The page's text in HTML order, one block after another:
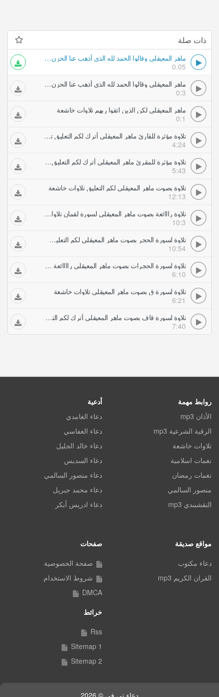
ذات صلة
ماهر المعيقلي وقالوا الحمد لله الذي أذهب عنا الحزن تلاوات خاشعة
0.05
ماهر المعيقلي وقالوا الحمد لله الذي أذهب عنا الحزن تلاوات خاشعة
0:3
ماهر المعيقلي لكن الذين اتقوا ربهم تلاوات خاشعة
0:1
تلاوة مؤثرة للقارئ ماهر المعيقلي أترك لكم التعليق تلاوات خاشعة
4:24
تلاوة مؤثرة للمقرئ ماهر المعيقلي أترك لكم التعليق تلاوات خاشعة
5:43
تلاوة بصوت ماهر المعيقلي لكم التعليق تلاوات خاشعة
12:13
تلاوة رااائعة بصوت ماهر المعيقلي لسورة لقمان تلاوات خاشعة
10:3
تلاوة لسورة الحجر بصوت ماهر المعيقلي لكم التعليق تلاوات خاشعة
10:54
تلاوة لسورة الحجرات بصوت ماهر المعيقلي راااائعة تلاوات خاشعة
6:10
تلاوة لسورة ق بصوت ماهر المعيقلي تلاوات خاشعة
6:21
تلاوة لسورة قاف بصوت ماهر المعيقلي أترك لكم التعليق تلاوات خاشعة
7:40
روابط مهمة
الأذان mp3
الرقية الشرعية mp3
تلاوات خاشعة
نغمات اسلامية
نغمات رمضان
منصور السالمي
النقشبندي mp3
أدعية
دعاء الغامدي
دعاء العفاسي
دعاء خالد الجليل
دعاء السديس
دعاء منصور السالمي
دعاء محمد جبريل
دعاء ادريس أبكر
مواقع صديقة
دعاء مكتوب
القران الكريم mp3
صفحات
صفحة الخصوصية
شروط الاستخدام
DMCA
خرائط
Rss
Sitemap 1
Sitemap 2